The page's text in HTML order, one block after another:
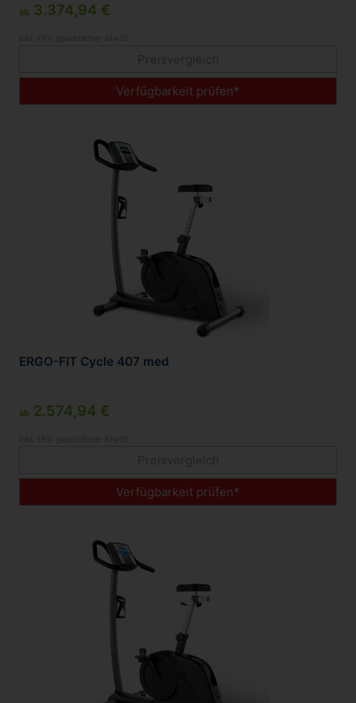
ab 3.374,94 €
Verfügbarkeit prüfen*
ERGO-FIT Cycle 407 med
ab 2.574,94 €
Verfügbarkeit prüfen*